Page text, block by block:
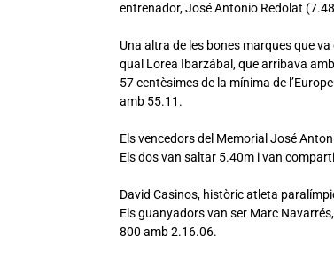
entrenador, José Antonio Redolat
Una altra de les bones marques que
qual Lorea Ibarzábal, que arribava
57 centèsimes de la mínima de
amb 55.11.
Els vencedors del Memorial José
Els dos van saltar 5.40m i van
David Casinos, històric atleta
Els guanyadors van ser Marc
800 amb 2.16.06.